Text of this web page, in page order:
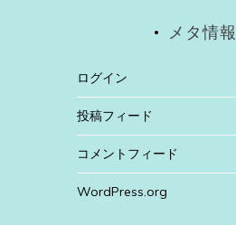
メタ情報
ログイン
投稿フィード
コメントフィード
WordPress.org